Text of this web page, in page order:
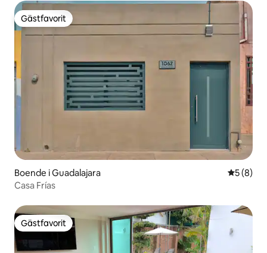
Gästfavorit
Gästfavorit
Boende i Guadalajara 5 av 5 i
5 (8)
Casa Frías
Gästfavorit
Gästfavorit